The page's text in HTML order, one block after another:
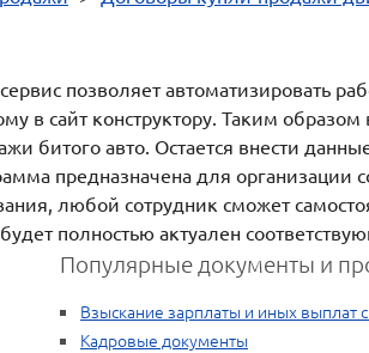
позволяет автоматизировать
в сайт конструктору. Таким
битого авто. Остается внести
предназначена для организации
любой сотрудник сможет
полностью актуален
Популярные документы и
Взыскание зарплаты и иных выплат
Кадровые документы